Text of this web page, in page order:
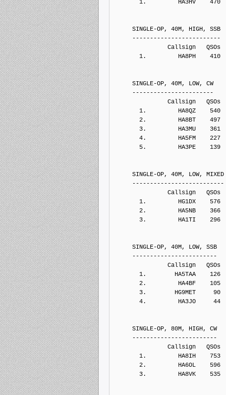
1.         HA3HV    470
SINGLE-OP, 40M, HIGH, SSB
-------------------------
Callsign   QSOs  Points
1.         HA8PH    410
SINGLE-OP, 40M, LOW, CW
-----------------------
Callsign   QSOs  Points
1.         HA8QZ    540
2.         HA8BT    497
3.         HA3MU    361
4.         HA5FM    227
5.         HA3PE    139
SINGLE-OP, 40M, LOW, MIXED
--------------------------
Callsign   QSOs  Points
1.         HG1DX    576
2.         HA5NB    366
3.         HA1TI    296
SINGLE-OP, 40M, LOW, SSB
------------------------
Callsign   QSOs  Points
1.        HA5TAA    126
2.         HA4BF    105
3.        HG9MET     90
4.         HA3JO     44
SINGLE-OP, 80M, HIGH, CW
------------------------
Callsign   QSOs  Points
1.         HA8IH    753
2.         HA6OL    596
3.         HA8VK    535